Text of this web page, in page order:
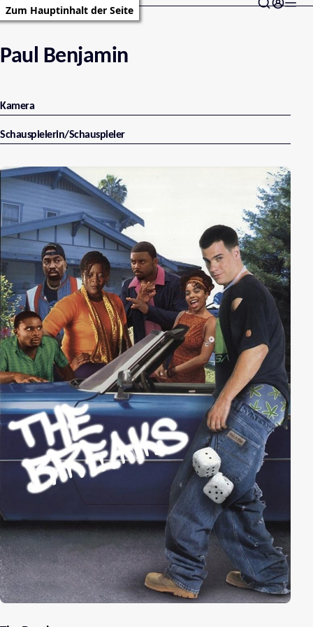
Zum Hauptinhalt der Seite
Paul Benjamin
Kamera
Schauspielerin/Schauspieler